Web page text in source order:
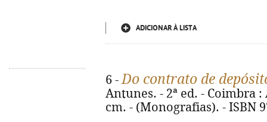
ADICIONAR À LISTA
6 -Do contrato de
Antunes. - 2ª ed. - Coimbra
cm. - (Monografias). - ISBN